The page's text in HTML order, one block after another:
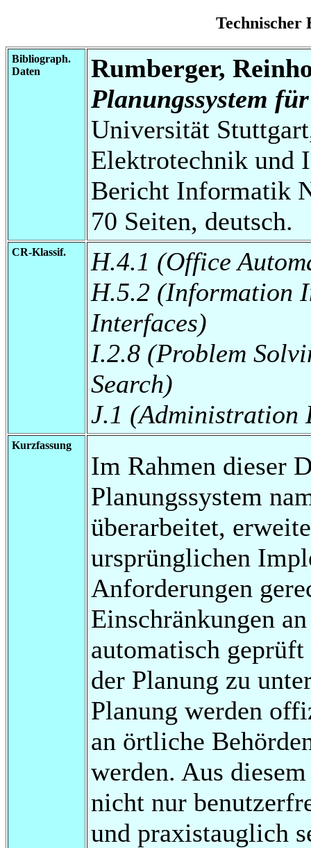
Technischer
Bibliograph.
Daten
Rumberger,
Planungssystem
Universität
Elektrotechnik und
Bericht Informatik
70 Seiten, deutsch.
CR-Klassif.
H.4.1 (Office
H.5.2 (Information
Interfaces)
I.2.8 (Problem
Search)
J.1 (Administration
Kurzfassung
Im Rahmen dieser
Planungssystem
überarbeitet,
ursprünglichen
Anforderungen
Einschränkungen
automatisch
der Planung zu
Planung werden
an örtliche
werden. Aus
nicht nur
und praxistauglich